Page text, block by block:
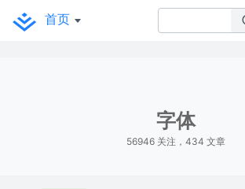
首页
字体
56946 关注，434 文章